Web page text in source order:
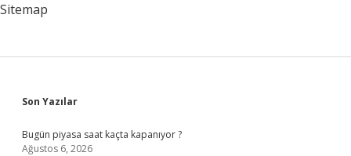
Sitemap
Sidebar
Son Yazılar
Bugün piyasa saat kaçta kapanıyor ?
Ağustos 6, 2026